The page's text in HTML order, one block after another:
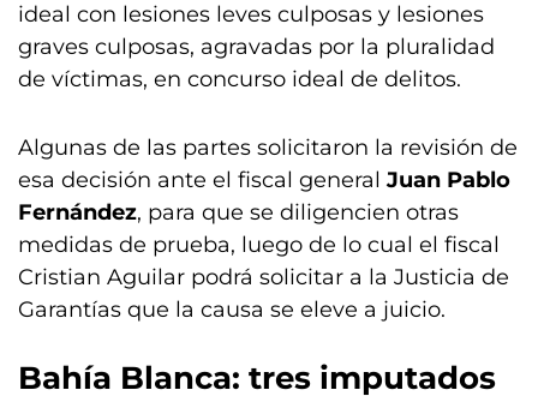
ideal con lesiones leves culposas y lesiones
graves culposas, agravadas por la pluralidad
de víctimas, en concurso ideal de delitos.
Algunas de las partes solicitaron la revisión de
esa decisión ante el fiscal general Juan Pablo
Fernández, para que se diligencien otras
medidas de prueba, luego de lo cual el fiscal
Cristian Aguilar podrá solicitar a la Justicia de
Garantías que la causa se eleve a juicio.
Bahía Blanca: tres imputados